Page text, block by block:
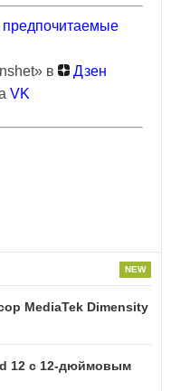
предпочитаемые
в
Дзен
VK
MediaTek Dimensity
12 с 12-дюймовым